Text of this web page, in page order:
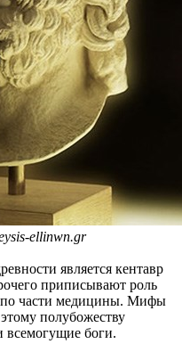
ellinwn.gr
является кентавр
приписывают роль
по части медицины. Мифы
полубожеству
всемогущие боги.